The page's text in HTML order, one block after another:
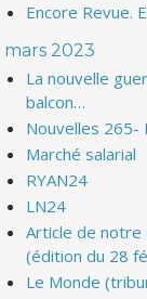
Encore Revue.
mars 2023
La nouvelle
balcon…
Nouvelles 265-
Marché salarial
RYAN24
LN24
Article de notre
(édition du 28
Le Monde